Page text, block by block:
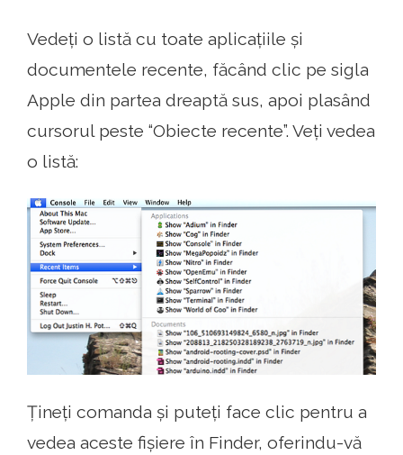
Vedeți o listă cu toate aplicațiile și
documentele recente, făcând clic pe sigla
Apple din partea dreaptă sus, apoi plasând
cursorul peste “Obiecte recente”. Veți vedea
o listă:
Țineți comanda și puteți face clic pentru a
vedea aceste fișiere în Finder, oferindu-vă